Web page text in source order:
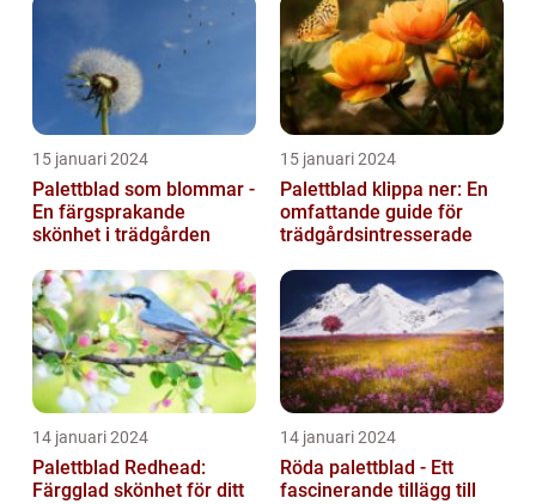
15 januari 2024
Palettblad som blommar -
En färgsprakande
skönhet i trädgården
15 januari 2024
Palettblad klippa ner: En
omfattande guide för
trädgårdsintresserade
14 januari 2024
Palettblad Redhead:
Färgglad skönhet för ditt
14 januari 2024
Röda palettblad - Ett
fascinerande tillägg till